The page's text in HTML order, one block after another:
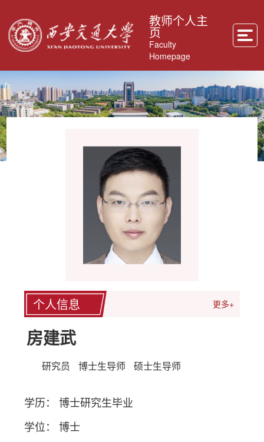
教师个人主
页
Faculty
Homepage
个人信息 更多+
房建武
研究员 博士生导师 硕士生导师
学历： 博士研究生毕业
学位： 博士